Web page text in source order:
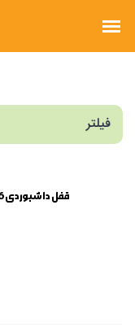
فیلتر
قفل داشبوردی JN210-16